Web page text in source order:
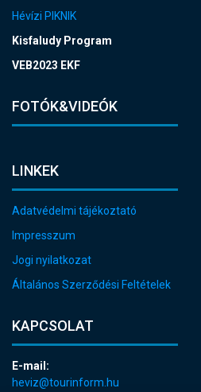
Hévízi PIKNIK
Kisfaludy Program
VEB2023 EKF
FOTÓK&VIDEÓK
LINKEK
Adatvédelmi tájékoztató
Impresszum
Jogi nyilatkozat
Általános Szerződési Feltételek
KAPCSOLAT
E-mail:
heviz@tourinform.hu